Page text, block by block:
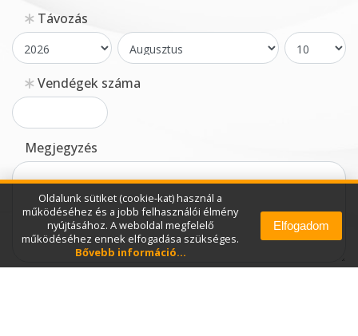
Oldalunk sütiket (cookie-kat) használ a
működéséhez és a jobb felhasználói élmény
nyújtásához. A weboldal megfelelő
működéséhez ennek elfogadása szükséges.
Bővebb információ...
Elfogadom
Távozás
Vendégek száma
Megjegyzés